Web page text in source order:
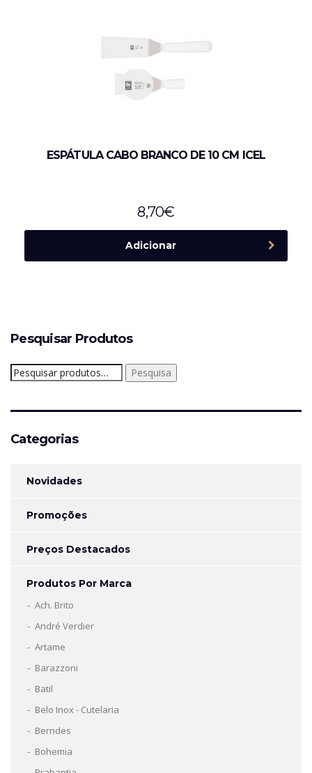
ESPÁTULA CABO BRANCO DE 10 CM ICEL
8,70€
Adicionar
Pesquisar Produtos
Pesquisar
por:
Pesquisa
Categorias
Novidades
Promoções
Preços Destacados
Produtos Por Marca
Ach. Brito
André Verdier
Artame
Barazzoni
Batil
Belo Inox - Cutelaria
Berndes
Bohemia